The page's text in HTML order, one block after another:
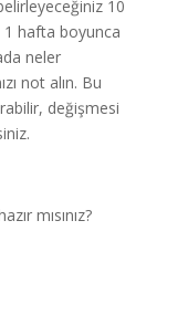
10
hafta boyunca
neler
not alın. Bu
değişmesi
mısınız?